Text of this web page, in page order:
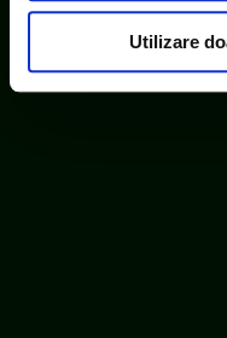
consimțământul cu
Utilizare